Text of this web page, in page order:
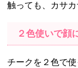
触っても、カサカ
２色使いで顔
チークを２色で